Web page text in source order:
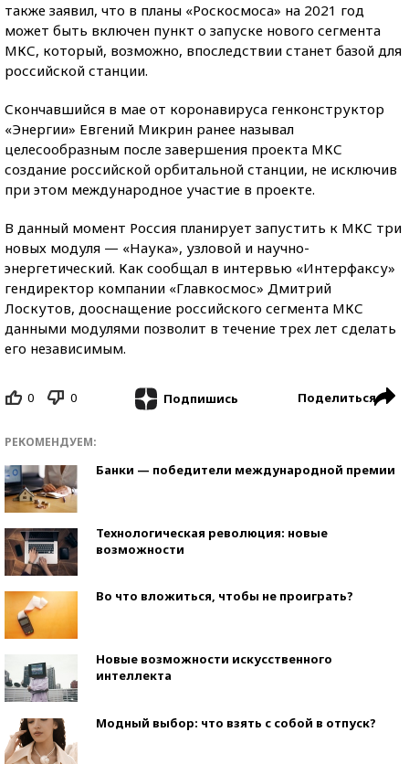
также заявил, что в планы «Роскосмоса» на 2021 год
может быть включен пункт о запуске нового сегмента
МКС, который, возможно, впоследствии станет базой для
российской станции.
Скончавшийся в мае от коронавируса генконструктор
«Энергии» Евгений Микрин ранее называл
целесообразным после завершения проекта МКС
создание российской орбитальной станции, не исключив
при этом международное участие в проекте.
В данный момент Россия планирует запустить к МКС три
новых модуля — «Наука», узловой и научно-
энергетический. Как сообщал в интервью «Интерфаксу»
гендиректор компании «Главкосмос» Дмитрий
Лоскутов, дооснащение российского сегмента МКС
данными модулями позволит в течение трех лет сделать
его независимым.
0 0 Подпишись Поделиться
РЕКОМЕНДУЕМ:
Банки — победители международной премии
Технологическая революция: новые
возможности
Во что вложиться, чтобы не проиграть?
Новые возможности искусственного
интеллекта
Модный выбор: что взять с собой в отпуск?